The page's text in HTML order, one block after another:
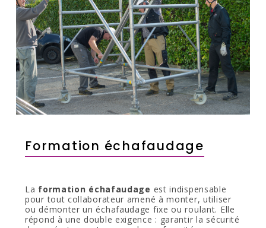
Formation échafaudage
La formation échafaudage est indispensable
pour tout collaborateur amené à monter, utiliser
ou démonter un échafaudage fixe ou roulant. Elle
répond à une double exigence : garantir la sécurité